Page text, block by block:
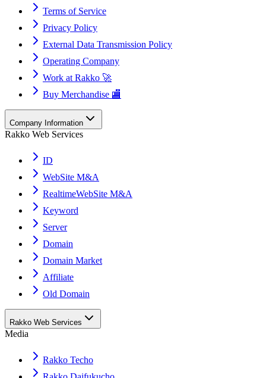
Terms of Service
Privacy Policy
External Data Transmission Policy
Operating Company
Work at Rakko 🚀
Buy Merchandise 🏬
Company Information
Rakko Web Services
ID
WebSite M&A
RealtimeWebSite M&A
Keyword
Server
Domain
Domain Market
Affiliate
Old Domain
Rakko Web Services
Media
Rakko Techo